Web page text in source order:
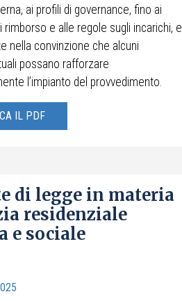
ai profili di governance, fino ai
rimborso e alle regole sugli incarichi, e
nella convinzione che alcuni
possano rafforzare
l’impianto del provvedimento.
IL PDF
di legge in materia
residenziale
e sociale